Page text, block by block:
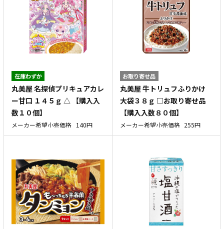
在庫わずか
丸美屋 名探偵プリキュアカレ
ー甘口 １４５ｇ △ 【購入入
数１０個】
メーカー希望小売価格 140円
お取り寄せ品
丸美屋 牛トリュフふりかけ
大袋３８ｇ □お取り寄せ品
【購入入数８０個】
メーカー希望小売価格 255円